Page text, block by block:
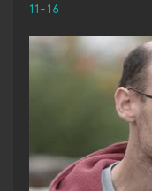
11-16